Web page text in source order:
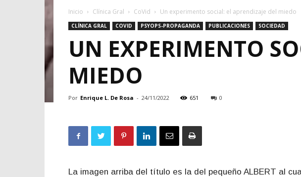
Inicio Clínica Gral CoVid Un experimento social: el aprendizaje del miedo
CLÍNICA GRAL COVID PSYOPS-PROPAGANDA PUBLICACIONES SOCIEDAD
UN EXPERIMENTO
MIEDO
Por Enrique L. De Rosa - 24/11/2022 651 0
La imagen arriba del título es la del pequeño ALBERT al